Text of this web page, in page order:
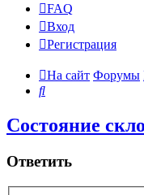
FAQ
Вход
Регистрация
На сайт Форумы
Поиск
Состояние
Ответить